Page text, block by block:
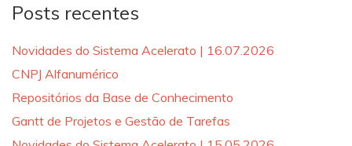
Posts recentes
Novidades do Sistema Acelerato | 16.07.2026
CNPJ Alfanumérico
Repositórios da Base de Conhecimento
Gantt de Projetos e Gestão de Tarefas